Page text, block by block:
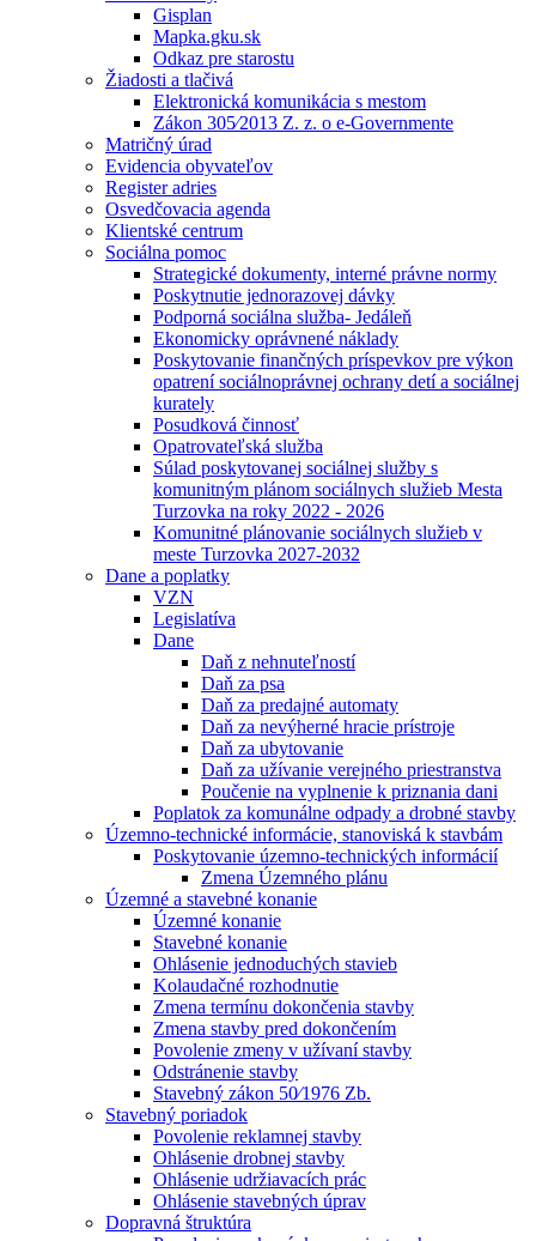
Gisplan
Mapka.gku.sk
Odkaz pre starostu
Žiadosti a tlačivá
Elektronická komunikácia s mestom
Zákon 305⁄2013 Z. z. o e-Governmente
Matričný úrad
Evidencia obyvateľov
Register adries
Osvedčovacia agenda
Klientské centrum
Sociálna pomoc
Strategické dokumenty, interné právne normy
Poskytnutie jednorazovej dávky
Podporná sociálna služba- Jedáleň
Ekonomicky oprávnené náklady
Poskytovanie finančných príspevkov pre výkon
opatrení sociálnoprávnej ochrany detí a sociálnej
kurately
Posudková činnosť
Opatrovateľská služba
Súlad poskytovanej sociálnej služby s
komunitným plánom sociálnych služieb Mesta
Turzovka na roky 2022 - 2026
Komunitné plánovanie sociálnych služieb v
meste Turzovka 2027-2032
Dane a poplatky
VZN
Legislatíva
Dane
Daň z nehnuteľností
Daň za psa
Daň za predajné automaty
Daň za nevýherné hracie prístroje
Daň za ubytovanie
Daň za užívanie verejného priestranstva
Poučenie na vyplnenie k priznania dani
Poplatok za komunálne odpady a drobné stavby
Územno-technické informácie, stanoviská k stavbám
Poskytovanie územno-technických informácií
Zmena Územného plánu
Územné a stavebné konanie
Územné konanie
Stavebné konanie
Ohlásenie jednoduchých stavieb
Kolaudačné rozhodnutie
Zmena termínu dokončenia stavby
Zmena stavby pred dokončením
Povolenie zmeny v užívaní stavby
Odstránenie stavby
Stavebný zákon 50⁄1976 Zb.
Stavebný poriadok
Povolenie reklamnej stavby
Ohlásenie drobnej stavby
Ohlásenie udržiavacích prác
Ohlásenie stavebných úprav
Dopravná štruktúra